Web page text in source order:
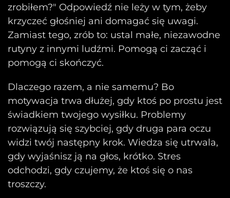
zrobiłem?" Odpowiedź nie leży w tym, żeby
krzyczeć głośniej ani domagać się uwagi.
Zamiast tego, zrób to: ustal małe, niezawodne
rutyny z innymi ludźmi. Pomogą ci zacząć i
pomogą ci skończyć.
Dlaczego razem, a nie samemu? Bo
motywacja trwa dłużej, gdy ktoś po prostu jest
świadkiem twojego wysiłku. Problemy
rozwiązują się szybciej, gdy druga para oczu
widzi twój następny krok. Wiedza się utrwala,
gdy wyjaśnisz ją na głos, krótko. Stres
odchodzi, gdy czujemy, że ktoś się o nas
troszczy.